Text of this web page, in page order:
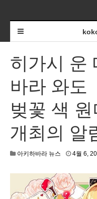
히가시 운
바라 와도
벚꽃 색 원
개최의 알
아키하바라 뉴스 4월 6,